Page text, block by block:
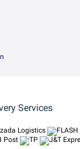
Services